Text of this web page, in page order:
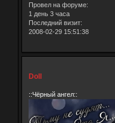
Провел на форуме:
1 день 3 часа
Последний визит:
2008-02-29 15:51:38
Doll
::Чёрный ангел::